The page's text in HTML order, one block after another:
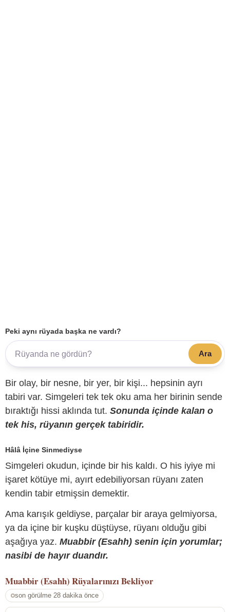
Peki aynı rüyada başka ne vardı?
Ara
Bir olay, bir nesne, bir yer, bir kişi... hepsinin ayrı
tabiri var. Simgeleri tek tek oku ama her birinin sende
bıraktığı hissi aklında tut. Sonunda içinde kalan o
tek his, rüyanın gerçek tabiridir.
Hâlâ İçine Sinmediyse
Simgeleri okudun, içinde bir his kaldı. O his iyiye mi
işaret kötüye mi, ayırt edebiliyorsan rüyanı zaten
kendin tabir etmişsin demektir.
Ama karışık geldiyse, parçalar bir araya gelmiyorsa,
ya da içine bir kuşku düştüyse, rüyanı olduğu gibi
aşağıya yaz. Muabbir (Esahh) senin için yorumlar;
nasibi de hayır duandır.
Muabbir (Esahh) Rüyalarınızı Bekliyor
son görülme 28 dakika önce